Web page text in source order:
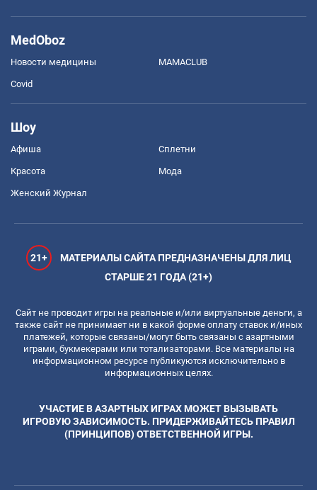
MedOboz
Новости медицины MAMACLUB
Covid
Шоу
Афиша Сплетни
Красота Мода
Женский Журнал
21+
МАТЕРИАЛЫ САЙТА ПРЕДНАЗНАЧЕНЫ ДЛЯ ЛИЦ
СТАРШЕ 21 ГОДА (21+)
Сайт не проводит игры на реальные и/или виртуальные деньги, а
также сайт не принимает ни в какой форме оплату ставок и/иных
платежей, которые связаны/могут быть связаны с азартными
играми, букмекерами или тотализаторами. Все материалы на
информационном ресурсе публикуются исключительно в
информационных целях.
УЧАСТИЕ В АЗАРТНЫХ ИГРАХ МОЖЕТ ВЫЗЫВАТЬ
ИГРОВУЮ ЗАВИСИМОСТЬ. ПРИДЕРЖИВАЙТЕСЬ ПРАВИЛ
(ПРИНЦИПОВ) ОТВЕТСТВЕННОЙ ИГРЫ.